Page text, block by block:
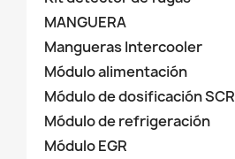
MANGUERA
Mangueras Intercooler
Módulo alimentación
Módulo de dosificación SCR
Módulo de refrigeración
Módulo EGR